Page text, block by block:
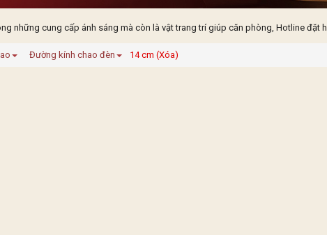
những cung cấp ánh sáng mà còn là vật trang trí giúp căn phòng, Hotline đặt
Đường kính chao đèn 14 cm (Xóa)